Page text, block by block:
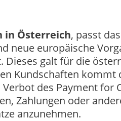
in Österreich, passt
neue europäische
galt für die
Kundschaften kommt
des Payment for
Zahlungen oder
anzunehmen.